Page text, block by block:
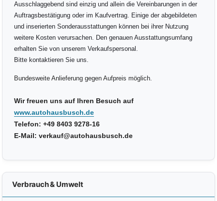
Ausschlaggebend sind einzig und allein die Vereinbarungen in der
Auftragsbestätigung oder im Kaufvertrag. Einige der abgebildeten
und inserierten Sonderausstattungen können bei ihrer Nutzung
weitere Kosten verursachen. Den genauen Ausstattungsumfang
erhalten Sie von unserem Verkaufspersonal.
Bitte kontaktieren Sie uns.
Bundesweite Anlieferung gegen Aufpreis möglich.
Wir freuen uns auf Ihren Besuch auf
www.autohausbusch.de
Telefon: +49 8403 9278-16
E-Mail: verkauf@autohausbusch.de
Verbrauch & Umwelt